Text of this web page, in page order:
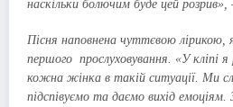
наскільки болючим буде цей розрив»,
Пісня наповнена чуттєвою лірикою,
першого прослуховування. «У кліпі
кожна жінка в такій ситуації. Ми
підспівуємо та даємо вихід емоціям.